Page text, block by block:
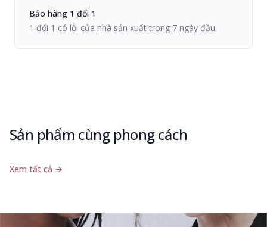
Bảo hàng 1 đổi 1
1 đổi 1 có lỗi của nhà sản xuất trong 7 ngày đầu.
Sản phẩm cùng phong cách
Xem tất cả →